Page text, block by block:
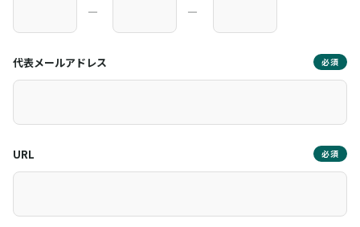
― ―
代表メールアドレス 必須
URL 必須